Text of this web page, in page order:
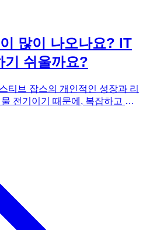
많이 나오나요? IT
기 쉬울까요?
티브 잡스의 개인적인 성장과 리
전기이기 때문에, 복잡하고 전
텝(NeXTSTEP) 운영체제와 같
게 계승되었는지에 대한 큰 그림
비전공자분들도 스티브 잡스의
해 배우고 성장하는 과정을 흥
서술되어 있습니다. 이 책의 핵
을 다루는 사람'인 스티브 잡스의